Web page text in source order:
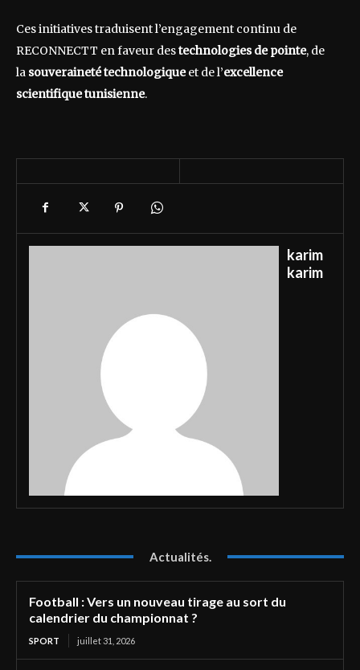
Ces initiatives traduisent l’engagement continu de
RECONNECTT en faveur destechnologies de pointe, de
la souveraineté technologiqueet de l’excellence
scientifique tunisienne.
karim
karim
Actualités.
Football : Vers un nouveau tirage au sort du
calendrier du championnat ?
SPORT juillet 31, 2026